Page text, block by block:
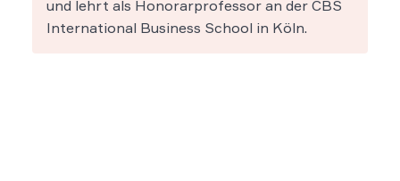
und lehrt als Honorarprofessor an der CBS
International Business School in Köln.